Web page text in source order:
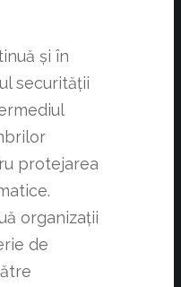
și în
securității
protejarea
organizații
de